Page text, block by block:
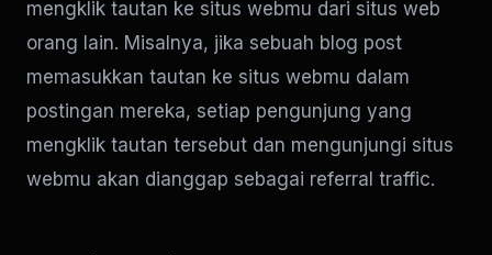
mengklik tautan ke situs webmu dari situs web
orang lain. Misalnya, jika sebuah blog post
memasukkan tautan ke situs webmu dalam
postingan mereka, setiap pengunjung yang
mengklik tautan tersebut dan mengunjungi situs
webmu akan dianggap sebagai referral traffic.